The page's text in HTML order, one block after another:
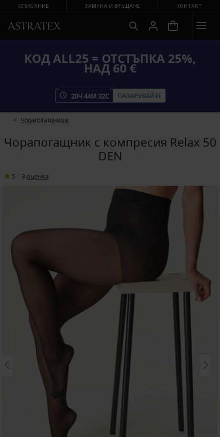
СПИСАНИЕ ЗАМЯНА И ВРЪЩАНЕ КОНТАКТ
КОД ALL25 = ОТСТЪПКА 25%,
НАД 60 €
20Ч 44М 32С ПАЗАРУВАЙТЕ
Чорапогащници
Чорапогащник с компресия Relax 50
DEN
5 3 oценка